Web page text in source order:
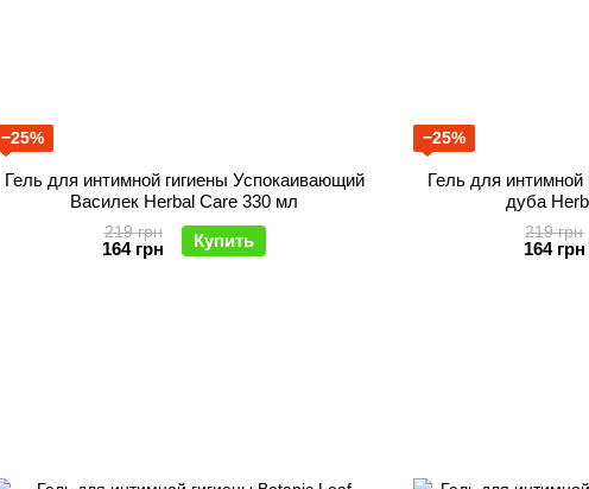
−25%
Гель для интимной гигиены Успокаивающий
Василек Herbal Care 330 мл
219 грн
164 грн Купить
−25%
Гель для
дуба
219 грн
164 грн